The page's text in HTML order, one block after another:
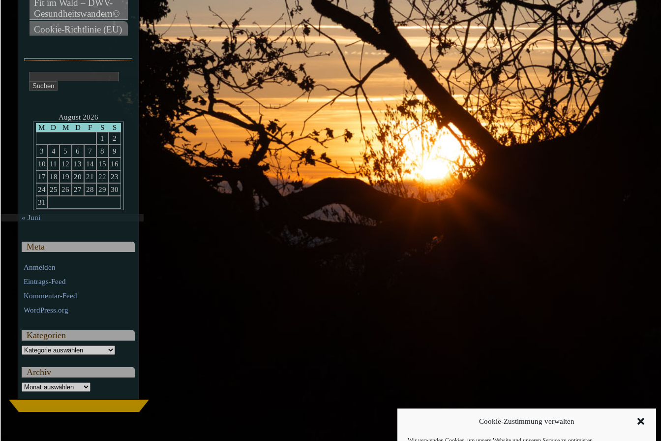
Cookie-Zustimmung verwalten
Fit im Wald – DWV-
Gesundheitswandern©
Cookie-Richtlinie (EU)
nach:
August 2026
M
D M D F S
S
1
2
3
4 5 6 7 8
9
10
11 12 13 14 15
16
17
18 19 20 21 22
23
24 25 26 27 28 29
30
31
« Juni
Meta
Anmelden
Eintrags-Feed
Kommentar-Feed
WordPress.org
Kategorien
Kategorien
Archiv
Archiv